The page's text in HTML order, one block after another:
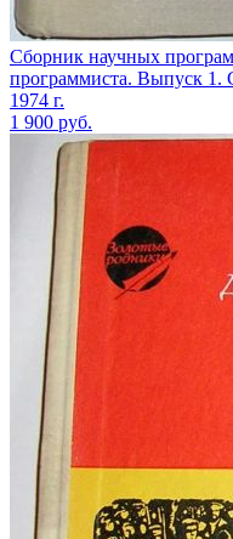
Сборник научных
программиста. Выпуск 1.
1974 г.
1 900 руб.